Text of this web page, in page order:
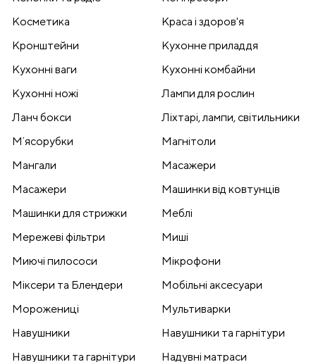
Косметика
Краса і здоров'я
Кронштейни
Кухонне приладдя
Кухонні ваги
Кухонні комбайни
Кухонні ножі
Лампи для рослин
Ланч бокси
Ліхтарі, лампи, світильники
Мʼясорубки
Магнітоли
Мангали
Масажери
Масажери
Машинки від ковтунців
Машинки для стрижки
Меблі
Мережеві фільтри
Миші
Миючі пилососи
Мікрофони
Міксери та Блендери
Мобільні аксесуари
Морожениці
Мультиварки
Навушники
Навушники та гарнітури
Навушники та гарнітури
Надувні матраси